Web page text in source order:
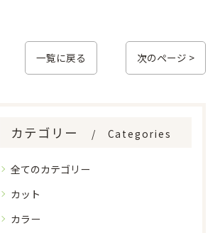
一覧に戻る 次のページ >
カテゴリー Categories
全てのカテゴリー
カット
カラー